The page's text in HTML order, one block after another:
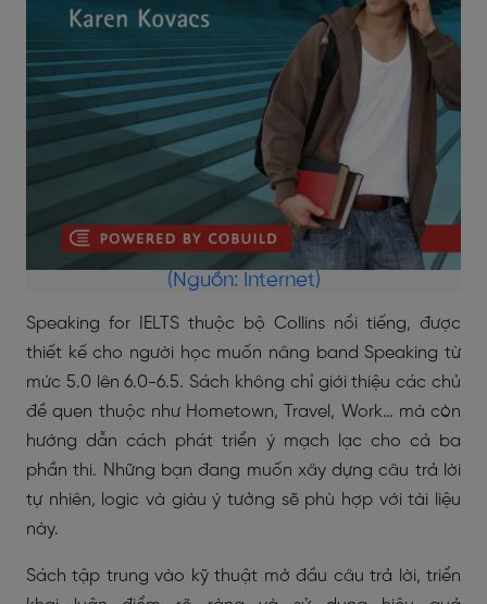
(Nguồn: Internet)
Speaking for IELTS thuộc bộ Collins nổi tiếng, được
thiết kế cho người học muốn nâng band Speaking từ
mức 5.0 lên 6.0-6.5. Sách không chỉ giới thiệu các chủ
đề quen thuộc như Hometown, Travel, Work… mà còn
hướng dẫn cách phát triển ý mạch lạc cho cả ba
phần thi. Những bạn đang muốn xây dựng câu trả lời
tự nhiên, logic và giàu ý tưởng sẽ phù hợp với tài liệu
này.
Sách tập trung vào kỹ thuật mở đầu câu trả lời, triển